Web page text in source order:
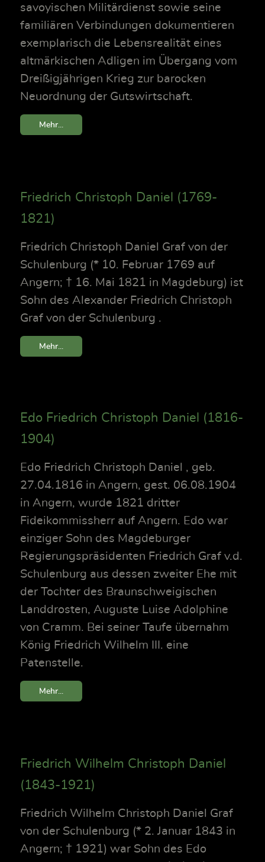
savoyischen Militärdienst sowie seine
familiären Verbindungen dokumentieren
exemplarisch die Lebensrealität eines
altmärkischen Adligen im Übergang vom
Dreißigjährigen Krieg zur barocken
Neuordnung der Gutswirtschaft.
Mehr...
Friedrich Christoph Daniel (1769-
1821)
Friedrich Christoph Daniel Graf von der
Schulenburg (* 10. Februar 1769 auf
Angern; † 16. Mai 1821 in Magdeburg) ist
Sohn des Alexander Friedrich Christoph
Graf von der Schulenburg .
Mehr...
Edo Friedrich Christoph Daniel (1816-
1904)
Edo Friedrich Christoph Daniel , geb.
27.04.1816 in Angern, gest. 06.08.1904
in Angern, wurde 1821 dritter
Fideikommissherr auf Angern. Edo war
einziger Sohn des Magdeburger
Regierungspräsidenten Friedrich Graf v.d.
Schulenburg aus dessen zweiter Ehe mit
der Tochter des Braunschweigischen
Landdrosten, Auguste Luise Adolphine
von Cramm. Bei seiner Taufe übernahm
König Friedrich Wilhelm III. eine
Patenstelle.
Mehr...
Friedrich Wilhelm Christoph Daniel
(1843-1921)
Friedrich Wilhelm Christoph Daniel Graf
von der Schulenburg (* 2. Januar 1843 in
Angern; † 1921) war Sohn des Edo